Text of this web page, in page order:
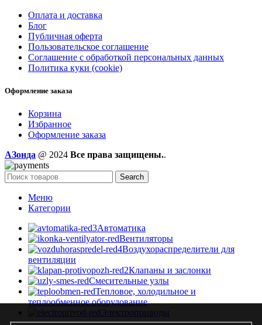
Оплата и доставка
Блог
Публичная оферта
Пользовательское соглашение
Соглашение с обработкой персональных данных
Политика куки (cookie)
Оформление заказа
Корзина
Избранное
Оформление заказа
AЗонда @ 2024 Все права защищены..
Search
Меню
Категории
Автоматика
Вентиляторы
Воздухораспределители для
вентиляции
Клапаны и заслонки
Смесительные узлы
Тепловое, холодильное и
теплообменное оборудование
Электроприводы